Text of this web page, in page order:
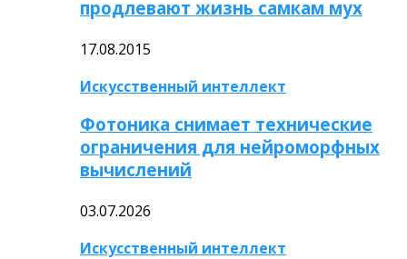
продлевают жизнь самкам мух
17.08.2015
Искусственный интеллект
Фотоника снимает технические
ограничения для нейроморфных
вычислений
03.07.2026
Искусственный интеллект